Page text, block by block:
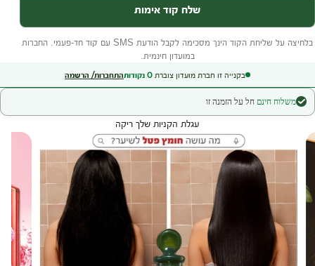
בקנייה זו חברת מועדון צוברת 0 נקודותהתחברות/ הרשמה
משלוח חינם חל על הזמנה זו
עגלת הקניות שלך ריקה